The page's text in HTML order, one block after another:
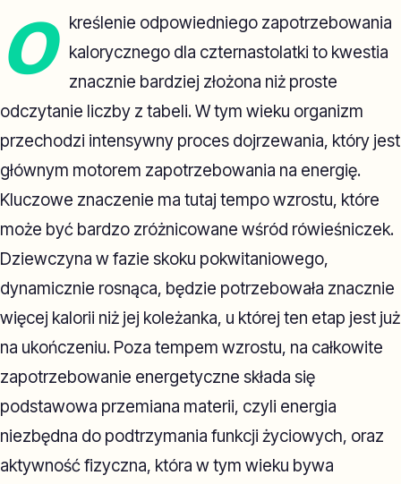
O
kreślenie odpowiedniego zapotrzebowania
kalorycznego dla czternastolatki to kwestia
znacznie bardziej złożona niż proste
odczytanie liczby z tabeli. W tym wieku organizm
przechodzi intensywny proces dojrzewania, który jest
głównym motorem zapotrzebowania na energię.
Kluczowe znaczenie ma tutaj tempo wzrostu, które
może być bardzo zróżnicowane wśród rówieśniczek.
Dziewczyna w fazie skoku pokwitaniowego,
dynamicznie rosnąca, będzie potrzebowała znacznie
więcej kalorii niż jej koleżanka, u której ten etap jest już
na ukończeniu. Poza tempem wzrostu, na całkowite
zapotrzebowanie energetyczne składa się
podstawowa przemiana materii, czyli energia
niezbędna do podtrzymania funkcji życiowych, oraz
aktywność fizyczna, która w tym wieku bywa